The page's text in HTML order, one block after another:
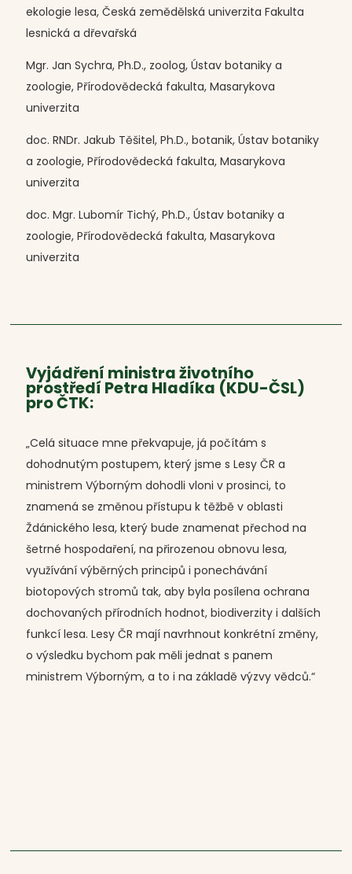
ekologie lesa, Česká zemědělská univerzita Fakulta
lesnická a dřevařská
Mgr. Jan Sychra, Ph.D., zoolog, Ústav botaniky a
zoologie, Přírodovědecká fakulta, Masarykova
univerzita
doc. RNDr. Jakub Těšitel, Ph.D., botanik, Ústav botaniky
a zoologie, Přírodovědecká fakulta, Masarykova
univerzita
doc. Mgr. Lubomír Tichý, Ph.D., Ústav botaniky a
zoologie, Přírodovědecká fakulta, Masarykova
univerzita
Vyjádření ministra životního
prostředí Petra Hladíka (KDU-ČSL)
pro ČTK:
„Celá situace mne překvapuje, já počítám s
dohodnutým postupem, který jsme s Lesy ČR a
ministrem Výborným dohodli vloni v prosinci, to
znamená se změnou přístupu k těžbě v oblasti
Ždánického lesa, který bude znamenat přechod na
šetrné hospodaření, na přirozenou obnovu lesa,
využívání výběrných principů i ponechávání
biotopových stromů tak, aby byla posílena ochrana
dochovaných přírodních hodnot, biodiverzity i dalších
funkcí lesa. Lesy ČR mají navrhnout konkrétní změny,
o výsledku bychom pak měli jednat s panem
ministrem Výborným, a to i na základě výzvy vědců.“